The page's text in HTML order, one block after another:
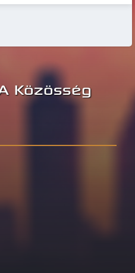
Közösség